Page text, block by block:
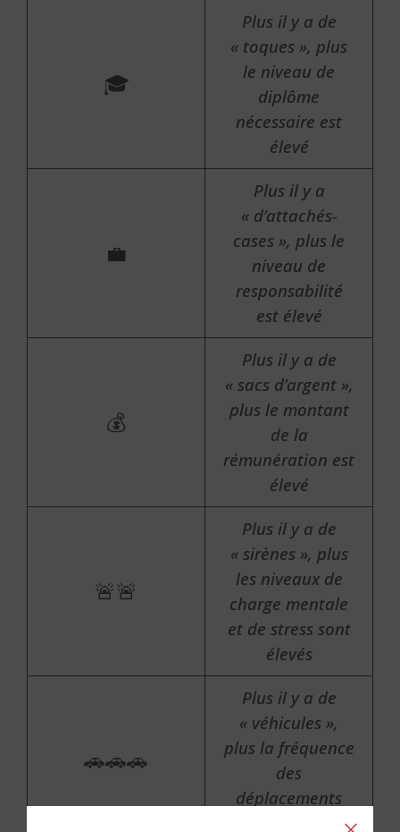
🎓
Plus il y a de
« toques », plus
le niveau de
diplôme
nécessaire est
élevé
💼
Plus il y a
« d’attachés-
cases », plus le
niveau de
responsabilité
est élevé
💰
Plus il y a de
« sacs d’argent »,
plus le montant
de la
rémunération est
élevé
🚨🚨
Plus il y a de
« sirènes », plus
les niveaux de
charge mentale
et de stress sont
élevés
🚗🚗🚗
Plus il y a de
« véhicules »,
plus la fréquence
des
déplacements